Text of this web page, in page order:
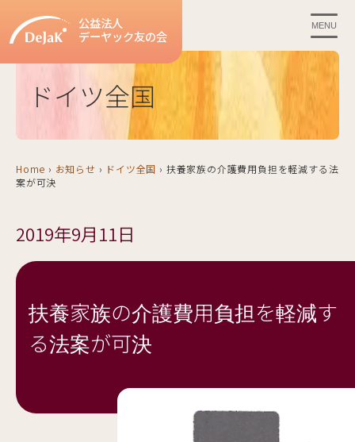
公益法人
デーヤック友の会
MENU
ドイツ全国
Home › お知らせ › ドイツ全国 › 扶養家族の介護費用負担を軽減する法
案が可決
2019年9月11日
扶養家族の介護費用負担を軽減す
る法案が可決